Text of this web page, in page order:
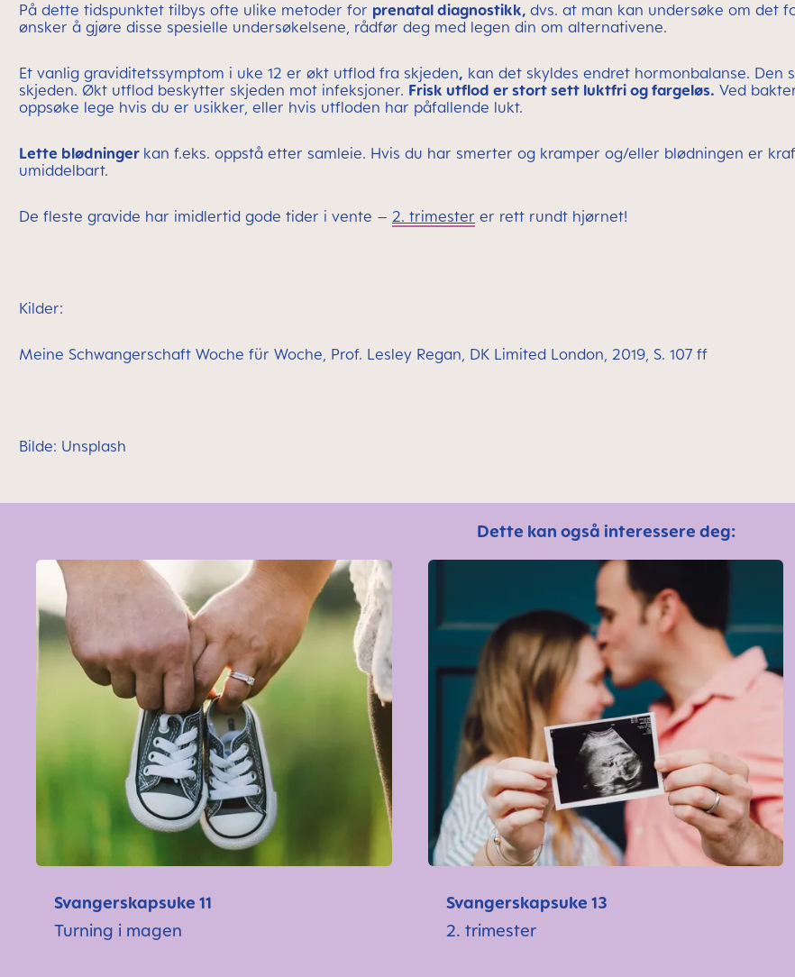
På dette tidspunktet tilbys ofte ulike metoder for prenatal diagnostikk, dvs. at man kan undersøke om det
ønsker å gjøre disse spesielle undersøkelsene, rådfør deg med legen din om alternativene.
Et vanlig graviditetssymptom i uke 12 er økt utflod fra skjeden, kan det skyldes endret hormonbalanse.
skjeden. Økt utflod beskytter skjeden mot infeksjoner. Frisk utflod er stort sett luktfri og fargeløs. Ved
oppsøke lege hvis du er usikker, eller hvis utfloden har påfallende lukt.
Lette blødninger kan f.eks. oppstå etter samleie. Hvis du har smerter og kramper og/eller blødningen er
umiddelbart.
De fleste gravide har imidlertid gode tider i vente – 2. trimester er rett rundt hjørnet!
Kilder:
Meine Schwangerschaft Woche für Woche, Prof. Lesley Regan, DK Limited London, 2019, S. 107 ff
Bilde: Unsplash
Dette kan også interessere deg:
Svangerskapsuke 11
Turning i magen
Svangerskapsuke 13
2. trimester